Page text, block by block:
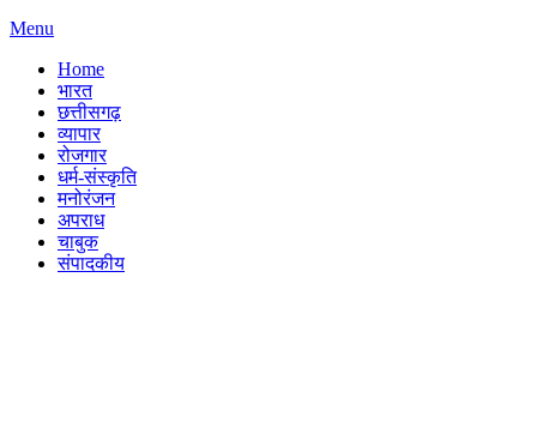
Menu
Home
भारत
छत्तीसगढ़
व्यापार
रोजगार
धर्म-संस्कृति
मनोरंजन
अपराध
चाबुक
संपादकीय